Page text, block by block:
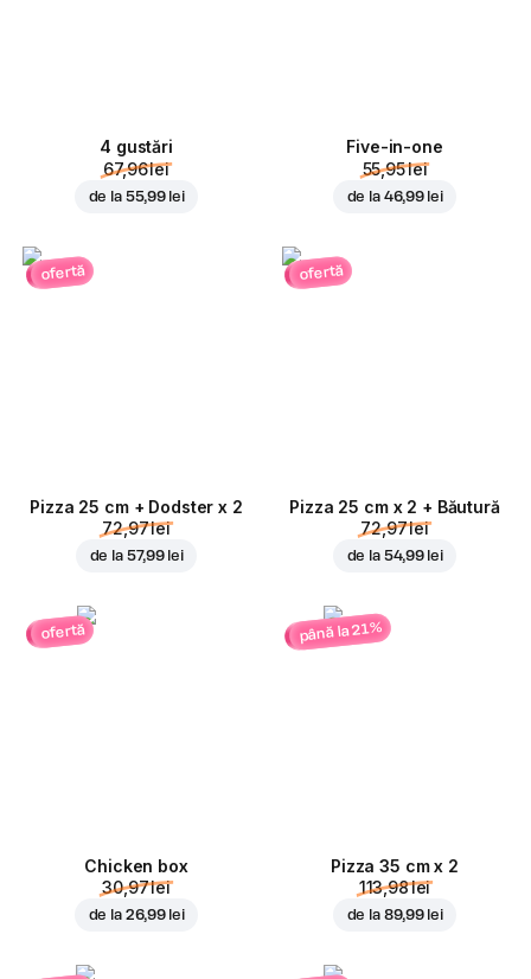
4 gustări
67,96 lei
de la 55,99 lei
Five-in-one
55,95 lei
de la 46,99 lei
ofertă
Pizza 25 cm + Dodster x 2
72,97 lei
de la 57,99 lei
ofertă
Pizza 25 cm x 2 + Băutură
72,97 lei
de la 54,99 lei
ofertă
Chicken box
30,97 lei
de la 26,99 lei
până la 21%
Pizza 35 cm x 2
113,98 lei
de la 89,99 lei